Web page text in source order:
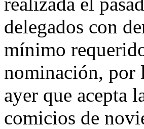
delegados con
mínimo
nominación, por
ayer que acepta
comicios de